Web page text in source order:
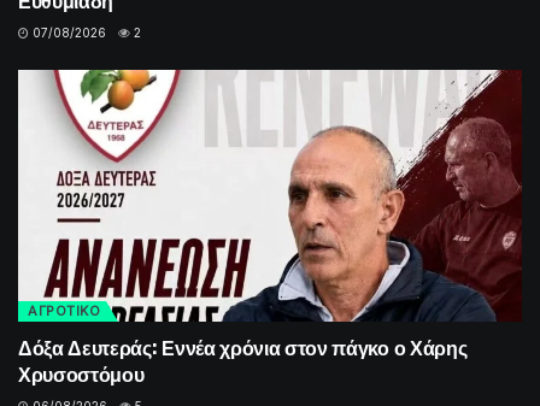
07/08/2026 2
ΑΓΡΟΤΙΚΟ
Δόξα Δευτεράς: Εννέα χρόνια στον πάγκο ο Χάρης
Χρυσοστόμου